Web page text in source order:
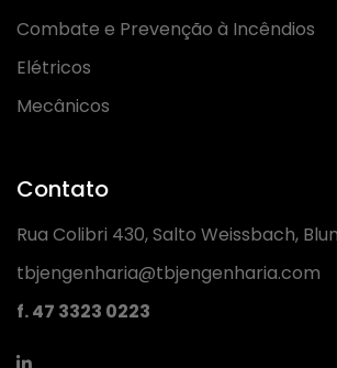
Combate e Prevenção à Incêndios
Elétricos
Mecânicos
Contato
Rua Colibri 430, Salto Weissbach,
tbjengenharia@tbjengenharia.com
f. 47 3323 0223